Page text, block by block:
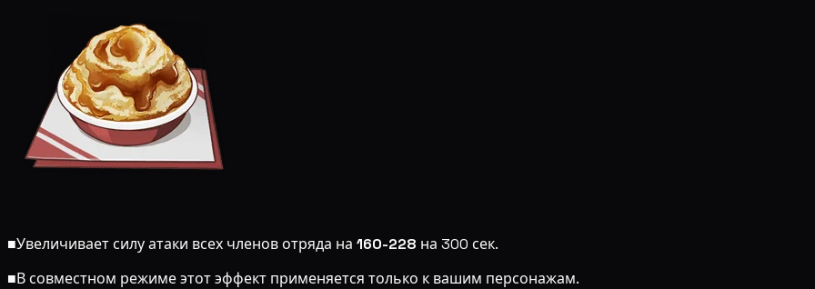
■Увеличивает силу атаки всех членов отряда на 160-228 на 300 сек.
■В совместном режиме этот эффект применяется только к вашим персонажам.